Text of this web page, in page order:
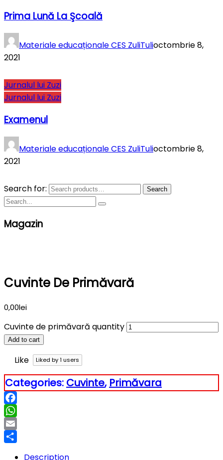
Prima Lună La Şcoală
Materiale educaționale CES ZuliTulioctombrie 8,
2021
Jurnalul lui Zuzi
Jurnalul lui Zuzi
Examenul
Materiale educaționale CES ZuliTulioctombrie 8,
2021
Search for: Search
Magazin
Cuvinte De Primăvară
0,00lei
Cuvinte de primăvară quantity
Add to cart
Like Liked by1 users
Categories: Cuvinte, Primăvara
Facebook
WhatsApp
Email
Description